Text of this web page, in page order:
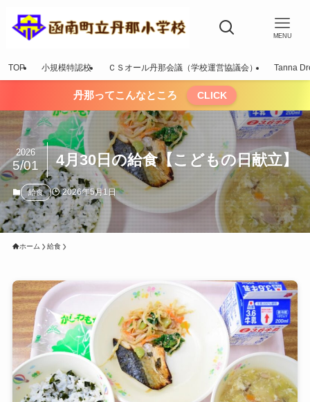
MENU
TOP 小規模特認校 ＣＳオール丹那会議（学校運営協議会） Tanna
丹那ってこんなところ CLICK
4月30日の給食【こどもの日献立】
2026
5/01
給食 2026年5月1日
ホーム 給食